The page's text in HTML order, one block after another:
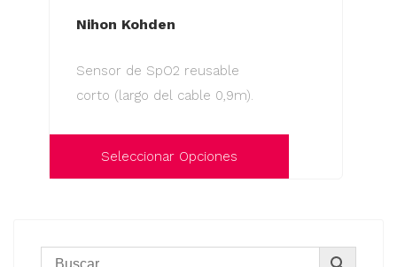
Nihon Kohden
Sensor de SpO2 reusable
corto (largo del cable 0,9m).
Seleccionar Opciones